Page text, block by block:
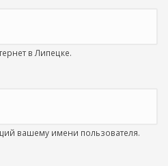
в Липецке.
вашему имени пользователя.